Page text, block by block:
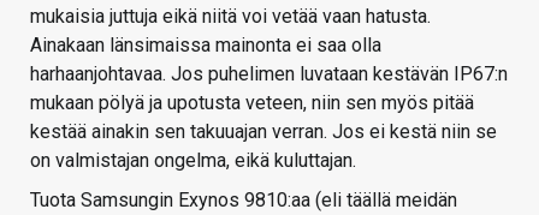
mukaisia juttuja eikä niitä voi vetää vaan hatusta.
Ainakaan länsimaissa mainonta ei saa olla
harhaanjohtavaa. Jos puhelimen luvataan kestävän IP67:n
mukaan pölyä ja upotusta veteen, niin sen myös pitää
kestää ainakin sen takuuajan verran. Jos ei kestä niin se
on valmistajan ongelma, eikä kuluttajan.
Tuota Samsungin Exynos 9810:aa (eli täällä meidän